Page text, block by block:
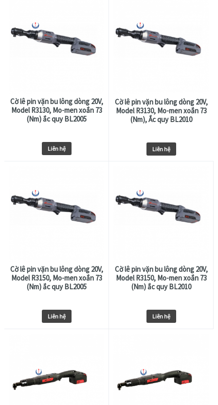
Cờ lê pin vặn bu lông dòng 20V,
Model R3130, Mo-men xoắn 73
(Nm) ắc quy BL2005
Liên hệ
Cờ lê pin vặn bu lông dòng 20V,
Model R3130, Mo-men xoắn 73
(Nm), Ắc quy BL2010
Liên hệ
Cờ lê pin vặn bu lông dòng 20V,
Model R3150, Mo-men xoắn 73
(Nm) ắc quy BL2005
Liên hệ
Cờ lê pin vặn bu lông dòng 20V,
Model R3150, Mo-men xoắn 73
(Nm) ắc quy BL2010
Liên hệ